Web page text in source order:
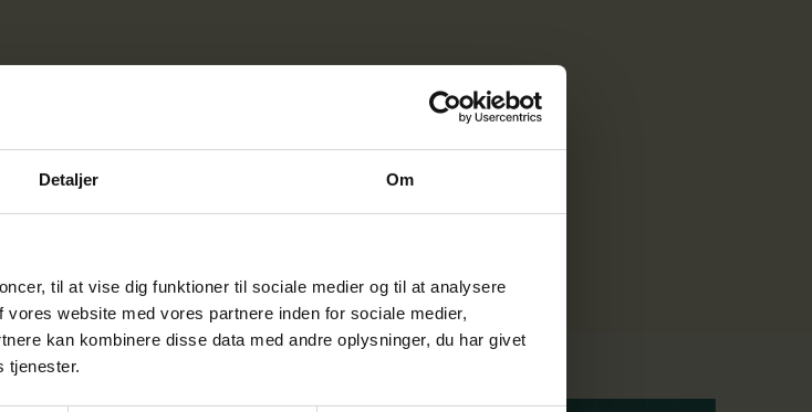
Detaljer Om
til at vise dig funktioner til sociale medier og til at analysere
website med vores partnere inden for sociale medier,
kan kombinere disse data med andre oplysninger, du har givet
tjenester.
er ens.